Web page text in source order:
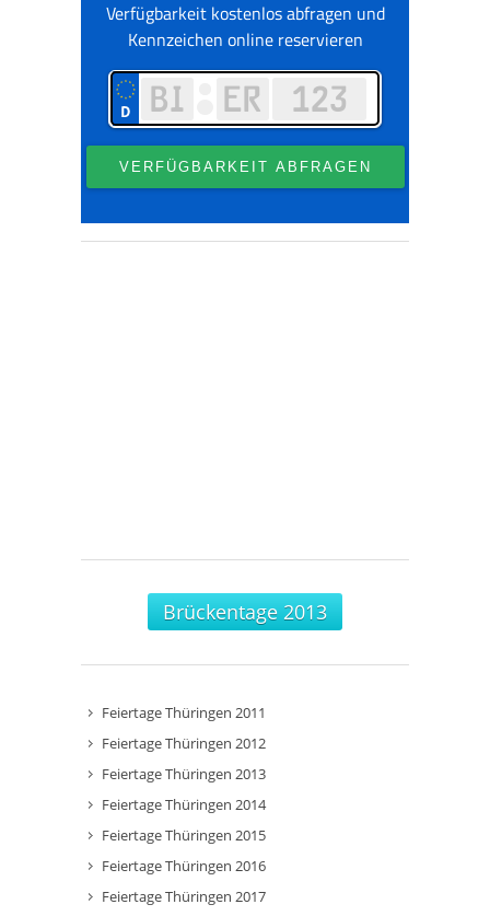
Brückentage 2013
Feiertage Thüringen 2011
Feiertage Thüringen 2012
Feiertage Thüringen 2013
Feiertage Thüringen 2014
Feiertage Thüringen 2015
Feiertage Thüringen 2016
Feiertage Thüringen 2017